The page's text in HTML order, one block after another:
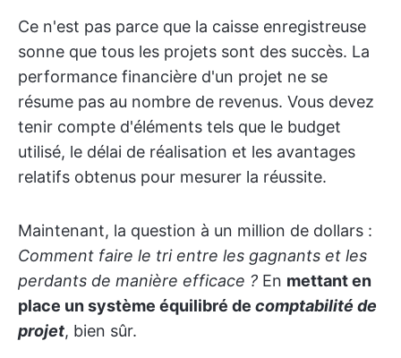
Ce n'est pas parce que la caisse enregistreuse
sonne que tous les projets sont des succès. La
performance financière d'un projet ne se
résume pas au nombre de revenus. Vous devez
tenir compte d'éléments tels que le budget
utilisé, le délai de réalisation et les avantages
relatifs obtenus pour mesurer la réussite.
Maintenant, la question à un million de dollars :
Comment faire le tri entre les gagnants et les
perdants de manière efficace ? En mettant en
place un système équilibré de comptabilité de
projet, bien sûr.